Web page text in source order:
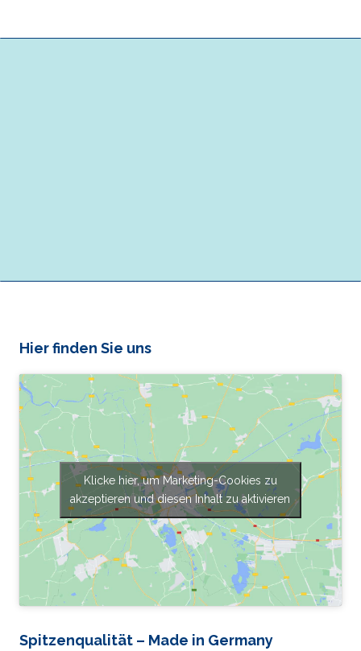
Hier finden Sie uns
Klicke hier, um Marketing-Cookies zu
akzeptieren und diesen Inhalt zu aktivieren
Spitzenqualität – Made in Germany